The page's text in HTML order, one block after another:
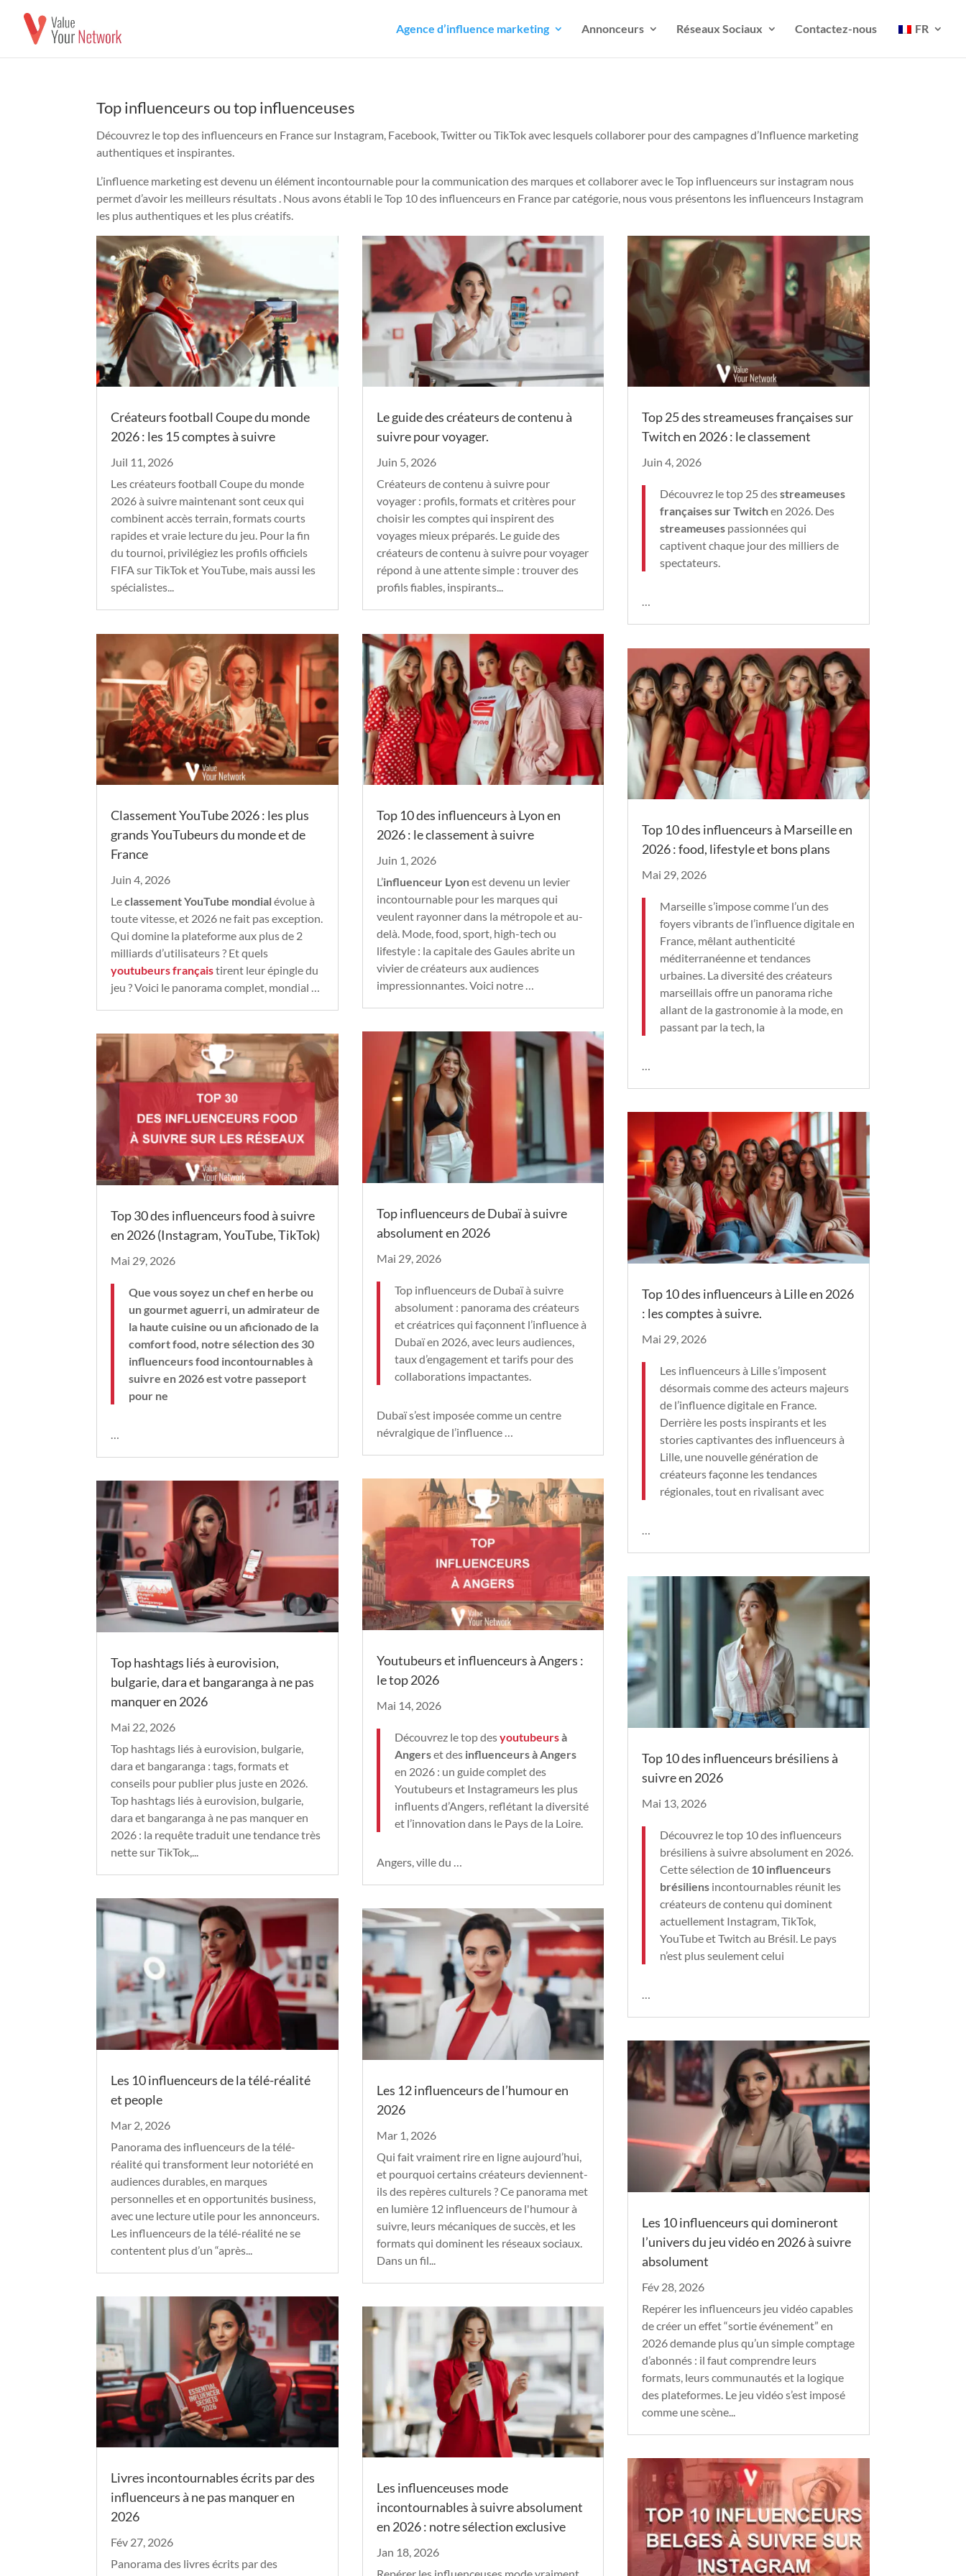
Agence d’influence marketing Annonceurs Réseaux Sociaux Contactez-nous FR
Top influenceurs ou top influenceuses
Découvrez le top des influenceurs en France sur Instagram, Facebook, Twitter ou TikTok avec lesquels collaborer pour des campagnes d’Influence marketing
authentiques et inspirantes.
L’influence marketing est devenu un élément incontournable pour la communication des marques et collaborer avec le Top influenceurs sur instagram nous
permet d’avoir les meilleurs résultats . Nous avons établi le Top 10 des influenceurs en France par catégorie, nous vous présentons les influenceurs Instagram
les plus authentiques et les plus créatifs.
Créateurs football Coupe du monde
2026 : les 15 comptes à suivre
Juil 11, 2026
Les créateurs football Coupe du monde
2026 à suivre maintenant sont ceux qui
combinent accès terrain, formats courts
rapides et vraie lecture du jeu. Pour la fin
du tournoi, privilégiez les profils officiels
FIFA sur TikTok et YouTube, mais aussi les
spécialistes...
Classement YouTube 2026 : les plus
grands YouTubeurs du monde et de
France
Juin 4, 2026
Leclassement YouTube mondialévolue à
toute vitesse, et 2026 ne fait pas exception.
Qui domine la plateforme aux plus de 2
milliards d’utilisateurs ? Et quels
youtubeurs françaistirent leur épingle du
jeu ? Voici le panorama complet, mondial …
Top 30 des influenceurs food à suivre
en 2026 (Instagram, YouTube, TikTok)
Mai 29, 2026
Que vous soyez un chef en herbe ou
un gourmet aguerri, un admirateur de
la haute cuisine ou un aficionado de la
comfort food, notre sélection des 30
influenceurs food incontournables à
suivre en 2026 est votre passeport
pour ne
…
Top hashtags liés à eurovision,
bulgarie, dara et bangaranga à ne pas
manquer en 2026
Mai 22, 2026
Top hashtags liés à eurovision, bulgarie,
dara et bangaranga : tags, formats et
conseils pour publier plus juste en 2026.
Top hashtags liés à eurovision, bulgarie,
dara et bangaranga à ne pas manquer en
2026 : la requête traduit une tendance très
nette sur TikTok,...
Les 10 influenceurs de la télé-réalité
et people
Mar 2, 2026
Panorama des influenceurs de la télé-
réalité qui transforment leur notoriété en
audiences durables, en marques
personnelles et en opportunités business,
avec une lecture utile pour les annonceurs.
Les influenceurs de la télé-réalité ne se
contentent plus d’un “après...
Livres incontournables écrits par des
influenceurs à ne pas manquer en
2026
Fév 27, 2026
Panorama des livres écrits par des
Le guide des créateurs de contenu à
suivre pour voyager.
Juin 5, 2026
Créateurs de contenu à suivre pour
voyager : profils, formats et critères pour
choisir les comptes qui inspirent des
voyages mieux préparés. Le guide des
créateurs de contenu à suivre pour voyager
répond à une attente simple : trouver des
profils fiables, inspirants...
Top 10 des influenceurs à Lyon en
2026 : le classement à suivre
Juin 1, 2026
L’influenceur Lyonest devenu un levier
incontournable pour les marques qui
veulent rayonner dans la métropole et au-
delà. Mode, food, sport, high-tech ou
lifestyle : la capitale des Gaules abrite un
vivier de créateurs aux audiences
impressionnantes. Voici notre …
Top influenceurs de Dubaï à suivre
absolument en 2026
Mai 29, 2026
Top influenceurs de Dubaï à suivre
absolument : panorama des créateurs
et créatrices qui façonnent l’influence à
Dubaï en 2026, avec leurs audiences,
taux d’engagement et tarifs pour des
collaborations impactantes.
Dubaï s’est imposée comme un centre
névralgique de l’influence …
Youtubeurs et influenceurs à Angers :
le top 2026
Mai 14, 2026
Découvrez le top desyoutubeursà
Angerset des influenceurs à Angers
en 2026 : un guide complet des
Youtubeurs et Instagrameurs les plus
influents d’Angers, reflétant la diversité
et l’innovation dans le Pays de la Loire.
Angers, ville du …
Les 12 influenceurs de l’humour en
2026
Mar 1, 2026
Qui fait vraiment rire en ligne aujourd’hui,
et pourquoi certains créateurs deviennent-
ils des repères culturels ? Ce panorama met
en lumière 12 influenceurs de l'humour à
suivre, leurs mécaniques de succès, et les
formats qui dominent les réseaux sociaux.
Dans un fil...
Les influenceuses mode
incontournables à suivre absolument
en 2026 : notre sélection exclusive
Jan 18, 2026
Top 25 des streameuses françaises sur
Twitch en 2026 : le classement
Juin 4, 2026
Découvrez le top 25 desstreameuses
françaises sur Twitchen 2026. Des
streameusespassionnées qui
captivent chaque jour des milliers de
spectateurs.
…
Top 10 des influenceurs à Marseille en
2026 : food, lifestyle et bons plans
Mai 29, 2026
Marseille s’impose comme l’un des
foyers vibrants de l’influence digitale en
France, mêlant authenticité
méditerranéenne et tendances
urbaines. La diversité des créateurs
marseillais offre un panorama riche
allant de la gastronomie à la mode, en
passant par la tech, la
…
Top 10 des influenceurs à Lille en 2026
: les comptes à suivre.
Mai 29, 2026
Les influenceurs à Lille s’imposent
désormais comme des acteurs majeurs
de l’influence digitale en France.
Derrière les posts inspirants et les
stories captivantes des influenceurs à
Lille, une nouvelle génération de
créateurs façonne les tendances
régionales, tout en rivalisant avec
…
Top 10 des influenceurs brésiliens à
suivre en 2026
Mai 13, 2026
Découvrez le top 10 des influenceurs
brésiliens à suivre absolument en 2026.
Cette sélection de 10 influenceurs
brésiliensincontournables réunit les
créateurs de contenu qui dominent
actuellement Instagram, TikTok,
YouTube et Twitch au Brésil. Le pays
n’est plus seulement celui
…
Les 10 influenceurs qui domineront
l’univers du jeu vidéo en 2026 à suivre
absolument
Fév 28, 2026
Repérer les influenceurs jeu vidéo capables
de créer un effet “sortie événement” en
2026 demande plus qu’un simple comptage
d’abonnés : il faut comprendre leurs
formats, leurs communautés et la logique
des plateformes. Le jeu vidéo s’est imposé
comme une scène...